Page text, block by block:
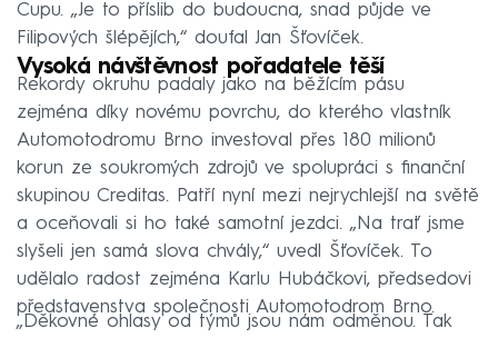
Cupu. „Je to příslib do budoucna, snad půjde ve
Filipových šlépějích,“ doufal Jan Šťovíček.
Vysoká návštěvnost pořadatele těší
Rekordy okruhu padaly jako na běžícím pásu
zejména díky novému povrchu, do kterého vlastník
Automotodromu Brno investoval přes 180 milionů
korun ze soukromých zdrojů ve spolupráci s finanční
skupinou Creditas. Patří nyní mezi nejrychlejší na světě
a oceňovali si ho také samotní jezdci. „Na trať jsme
slyšeli jen samá slova chvály,“ uvedl Šťovíček. To
udělalo radost zejména Karlu Hubáčkovi, předsedovi
představenstva společnosti Automotodrom Brno.
„Děkovné ohlasy od týmů jsou nám odměnou. Tak